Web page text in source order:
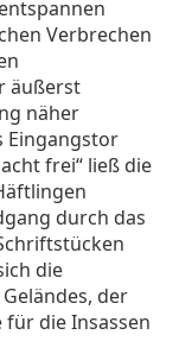
Verbrechen
äußerst
näher
Eingangstor
frei“ ließ die
durch das
die
der
die Insassen